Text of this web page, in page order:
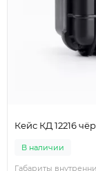
Кейс КД 12216
В наличии
Габариты